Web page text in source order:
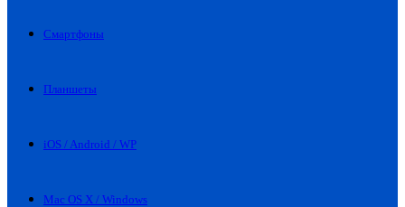
Смартфоны
Планшеты
iOS / Android / WP
Mac OS X / Windows